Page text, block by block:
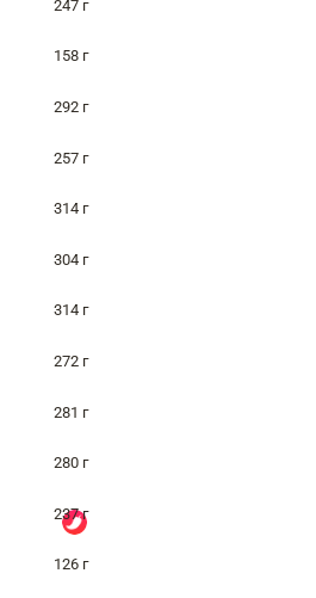
247 г
158 г
292 г
257 г
314 г
304 г
314 г
272 г
281 г
280 г
237 г
126 г